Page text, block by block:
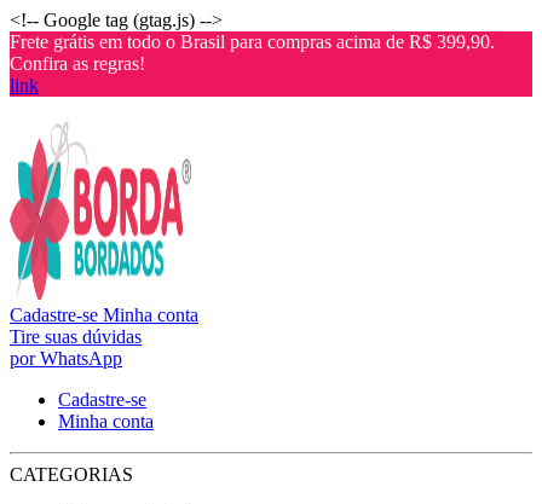
<!-- Google tag (gtag.js) -->
Frete grátis em todo o Brasil para compras acima de R$ 399,90.
Confira as regras!
link
Cadastre-se Minha conta
Tire suas dúvidas
por WhatsApp
Cadastre-se
Minha conta
CATEGORIAS